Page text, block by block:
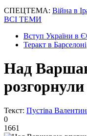
СПЕЦТЕМА: Війна в
ВСІ ТЕМИ
Вступ України в
Теракт в Барселоні
Над
Текст: Пустіва
0
1661